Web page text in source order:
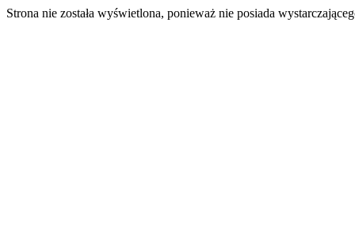
Strona nie została wyświetlona, ponieważ nie posiada